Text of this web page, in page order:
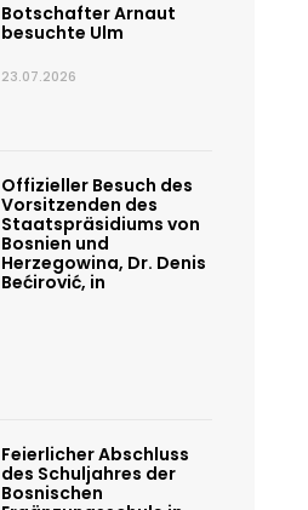
Botschafter Arnaut
besuchte Ulm
23.07.2026
Offizieller Besuch des
Vorsitzenden des
Staatspräsidiums von
Bosnien und
Herzegowina, Dr. Denis
Bećirović, in
Feierlicher Abschluss
des Schuljahres der
Bosnischen